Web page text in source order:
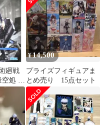
廻戦
処 新
¥14,500
プライズフィギュアま
とめ売り 15点セット